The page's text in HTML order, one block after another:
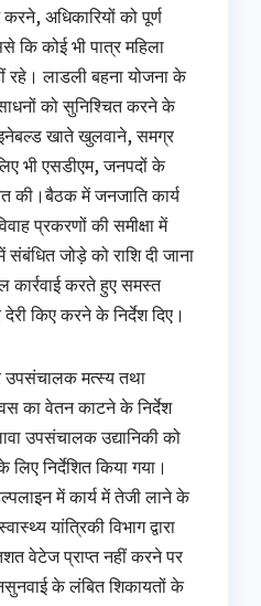
अधिकारियों को पूर्ण
कि कोई भी पात्र महिला
रहे। लाडली बहना योजना के
को सुनिश्चित करने के
इनेबल्ड खाते खुलवाने, समग्र
भी एसडीएम, जनपदों के
की।बैठक में जनजाति कार्य
प्रकरणों की समीक्षा में
जोड़े को राशि दी जाना
करते हुए समस्त
किए करने के निर्देश दिए।
मत्स्य तथा
का वेतन काटने के निर्देश
उपसंचालक उद्यानिकी को
निर्देशित किया गया।
में कार्य में तेजी लाने के
यांत्रिकी विभाग द्वारा
वेटेज प्राप्त नहीं करने पर
के लंबित शिकायतों के